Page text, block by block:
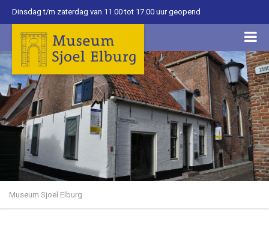
Dinsdag t/m zaterdag van 11.00 tot 17.00 uur geopend
Museum Sjoel Elburg